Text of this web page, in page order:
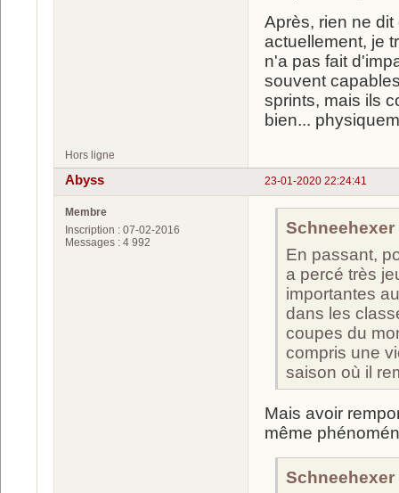
Après, rien ne
actuellement, je
n'a pas fait
souvent
sprints, mais ils
bien...
Hors ligne
23-01-2020 22:24:41
Abyss
Membre
Inscription : 07-02-2016
Messages : 4 992
Schneehexer
En passant,
a percé très
importantes
dans les
coupes du
compris une
saison où il
Mais avoir
même
Schneehexer